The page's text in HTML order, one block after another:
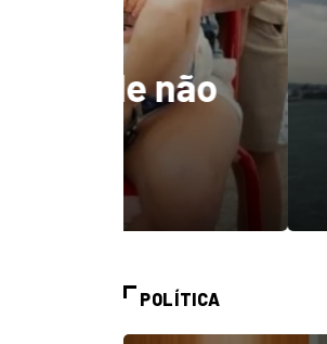
Ciclone-
de 130
Redação 7 de
POLÍTICA